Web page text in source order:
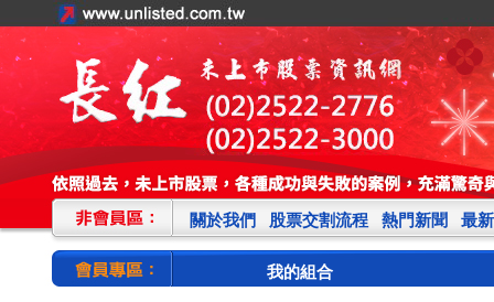
關於我們 股票交割流程 熱門新聞 最
我的組合